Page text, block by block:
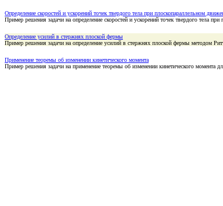
Определение скоростей и ускорений точек твердого тела при плоскопараллельном
Пример решения задачи на определение скоростей и ускорений точек твердого тела
Определение усилий в стержнях плоской фермы
Пример решения задачи на определение усилий в стержнях плоской фермы методом
Применение теоремы об изменении кинетического момента
Пример решения задачи на применение теоремы об изменении кинетического момента